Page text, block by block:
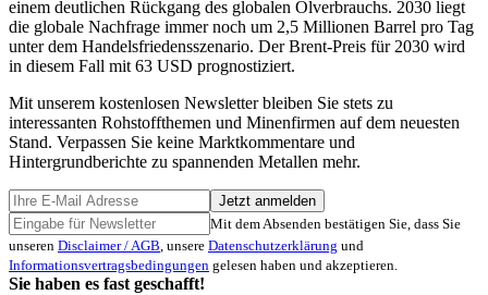
einem deutlichen Rückgang des globalen Ölverbrauchs. 2030 liegt
die globale Nachfrage immer noch um 2,5 Millionen Barrel pro Tag
unter dem Handelsfriedensszenario. Der Brent-Preis für 2030 wird
in diesem Fall mit 63 USD prognostiziert.
Mit unserem kostenlosen Newsletter bleiben Sie stets zu
interessanten Rohstoffthemen und Minenfirmen auf dem neuesten
Stand. Verpassen Sie keine Marktkommentare und
Hintergrundberichte zu spannenden Metallen mehr.
Jetzt anmelden
Mit dem Absenden bestätigen Sie, dass Sie
unseren Disclaimer / AGB, unsere Datenschutzerklärung und
Informationsvertragsbedingungen gelesen haben und akzeptieren.
Sie haben es fast geschafft!